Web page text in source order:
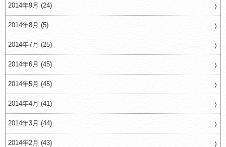
2014年9月 (24)
2014年8月 (5)
2014年7月 (25)
2014年6月 (45)
2014年5月 (45)
2014年4月 (41)
2014年3月 (44)
2014年2月 (43)